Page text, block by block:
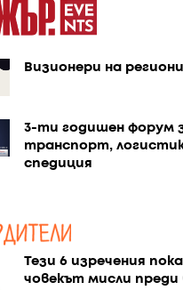
Визионери на
3-ти годишен форум
транспорт,
спедиция
Тези 6 изречения
човекът мисли преди